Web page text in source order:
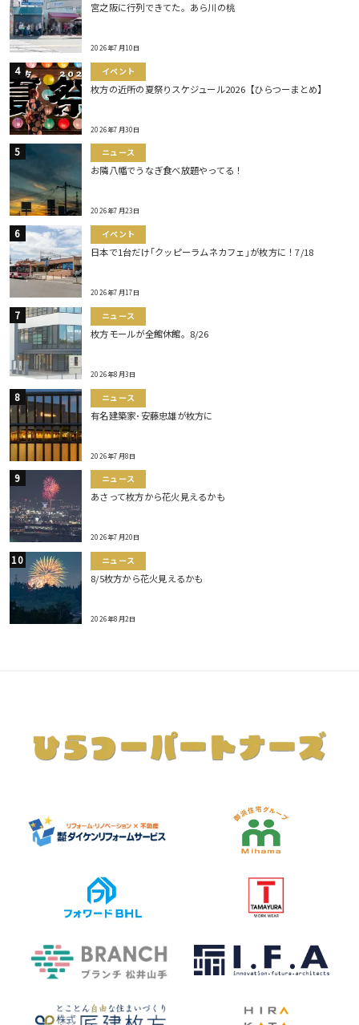
宮之阪に行列できてた。あら川の桃
2026年7月10日
イベント
枚方の近所の夏祭りスケジュール2026【ひらつーまとめ】
2026年7月30日
ニュース
お隣八幡でうなぎ食べ放題やってる！
2026年7月23日
イベント
日本で1台だけ｢クッピーラムネカフェ｣が枚方に！7/18
2026年7月17日
ニュース
枚方モールが全館休館。8/26
2026年8月3日
ニュース
有名建築家･安藤忠雄が枚方に
2026年7月8日
ニュース
あさって枚方から花火見えるかも
2026年7月20日
ニュース
8/5枚方から花火見えるかも
2026年8月2日